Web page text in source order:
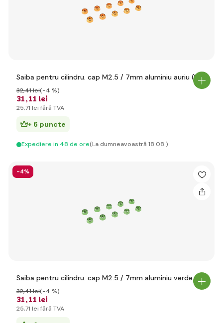
Saiba pentru cilindru. cap M2.5 / 7mm aluminiu auriu (10)
31,11 lei
32,41 lei(-4 %)
25,71 lei fără TVA
+ 6 puncte
Expediere in 48 de ore(La dumneavoastră 18.08.)
-4%
Saiba pentru cilindru. cap M2.5 / 7mm aluminiu verde (10)
31,11 lei
32,41 lei(-4 %)
25,71 lei fără TVA